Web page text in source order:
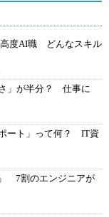
度AI職 どんなスキル
」が半分？ 仕事に
ート」って何？ IT資
7割のエンジニアが